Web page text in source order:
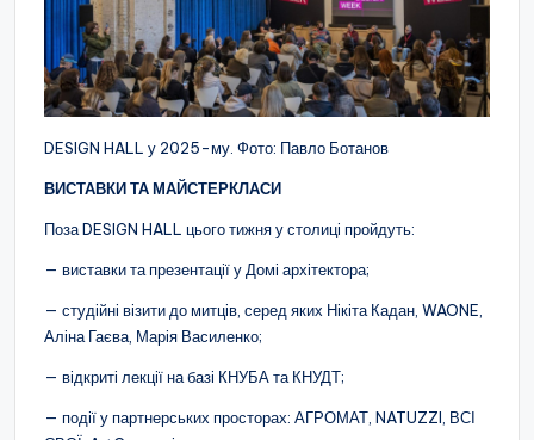
DESIGN HALL у 2025-му. Фото: Павло Ботанов
ВИСТАВКИ ТА МАЙСТЕРКЛАСИ
Поза DESIGN HALL цього тижня у столиці пройдуть:
— виставки та презентації у Домі архітектора;
— студійні візити до митців, серед яких Нікіта Кадан, WAONE,
Аліна Гаєва, Марія Василенко;
— відкриті лекції на базі КНУБА та КНУДТ;
— події у партнерських просторах: АГРОМАТ, NATUZZI, ВСІ